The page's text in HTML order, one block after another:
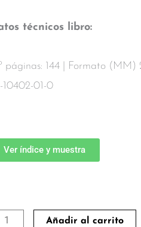
técnicos libro:
páginas: 144 | Formato (MM)
10402-01-0
Ver índice y muestra
Añadir al carrito